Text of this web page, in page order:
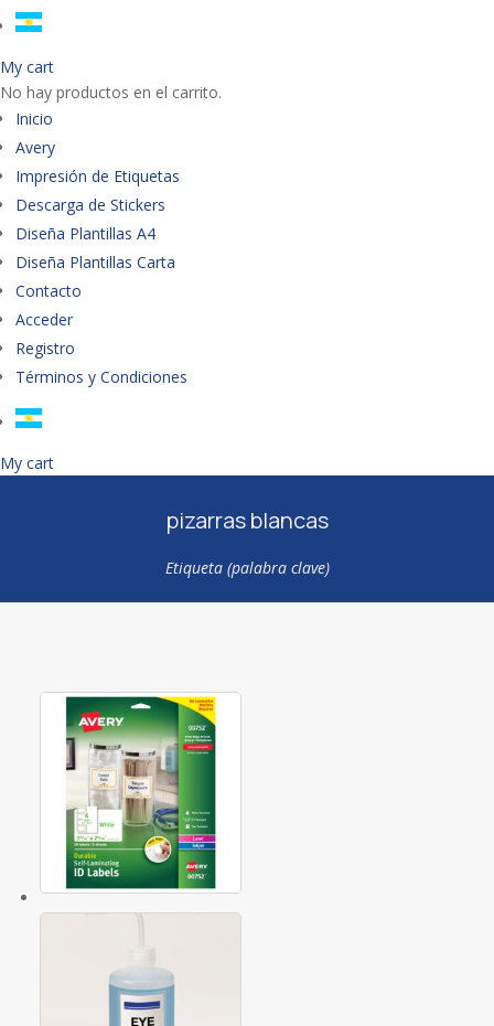
My cart
No hay productos en el carrito.
Inicio
Avery
Impresión de Etiquetas
Descarga de Stickers
Diseña Plantillas A4
Diseña Plantillas Carta
Contacto
Acceder
Registro
Términos y Condiciones
My cart
pizarras blancas
Etiqueta (palabra clave)